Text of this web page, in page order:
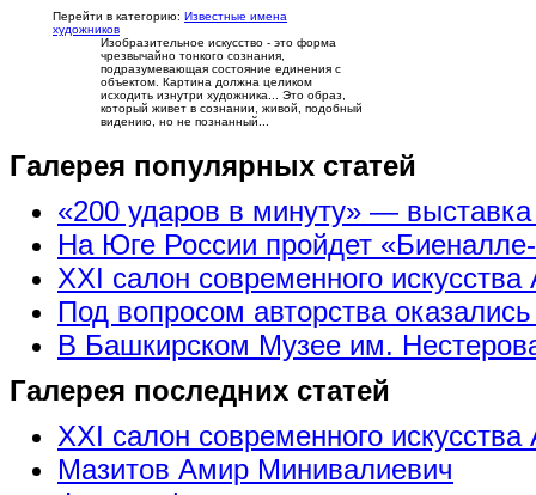
Перейти в категорию: Известные имена
художников
Изобразительное искусство - это форма
чрезвычайно тонкого сознания,
подразумевающая состояние единения с
объектом. Картина должна целиком
исходить изнутри художника... Это образ,
который живет в сознании, живой, подобный
видению, но не познанный...
Галерея популярных статей
«200 ударов в минуту» —
На Юге России пройдет
XXI салон современного искусства
Под вопросом авторства
В Башкирском Музее им.
Галерея последних статей
XXI салон современного искусства
Мазитов Амир Минивалиевич